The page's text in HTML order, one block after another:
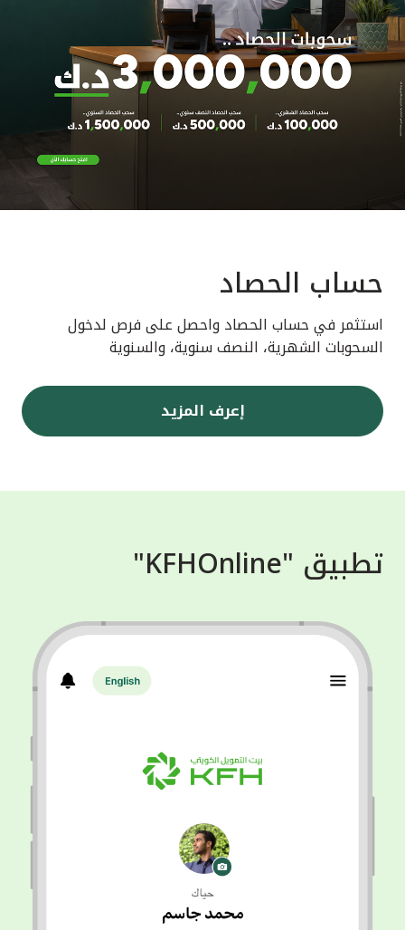
حساب الحصاد
استثمر في حساب الحصاد واحصل على فرص لدخول
السحوبات الشهرية، النصف سنوية، والسنوية
إعرف المزيد
تطبيق "KFHOnline"